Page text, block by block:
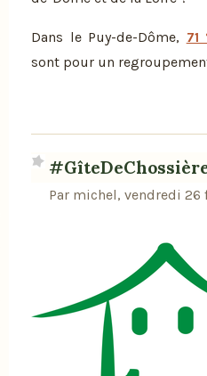
Dans le Puy-de-Dôme,
sont pour un
Par michel, vendredi 26